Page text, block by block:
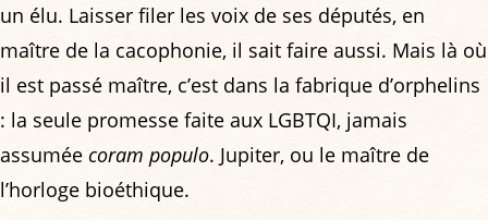
un élu. Laisser filer les voix de ses députés, en
maître de la cacophonie, il sait faire aussi. Mais là où
il est passé maître, c’est dans la fabrique d’orphelins
: la seule promesse faite aux LGBTQI, jamais
assumée coram populo. Jupiter, ou le maître de
l’horloge bioéthique.